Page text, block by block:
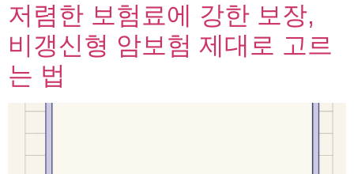
저렴한 보험료에 강한 보장,
비갱신형 암보험 제대로 고르
는 법